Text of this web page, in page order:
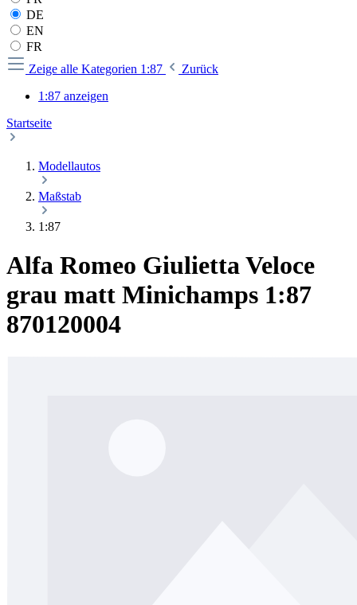
DE
EN
FR
Zeige alle Kategorien 1:87
Zurück
1:87 anzeigen
Startseite
Modellautos
Maßstab
1:87
Alfa Romeo Giulietta Veloce
grau matt Minichamps 1:87
870120004